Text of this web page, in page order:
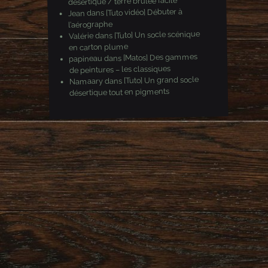
Jean dans [Tuto vidéo] Débuter à
l’aérographe
Valériedans [Tuto] Un socle scénique
en carton plume
papineau dans [Matos] Des gammes
de peintures – les classiques
Namaarydans [Tuto] Un grand socle
désertique tout en pigments